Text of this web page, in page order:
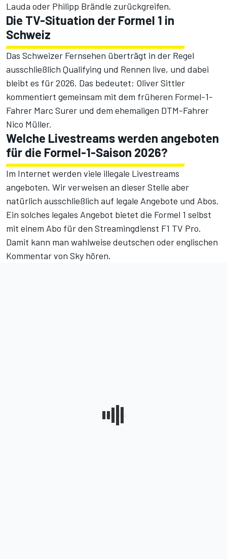
Lauda oder Philipp Brändle zurückgreifen.
Die TV-Situation der Formel 1 in
Schweiz
Das Schweizer Fernsehen überträgt in der Regel
ausschließlich Qualifying und Rennen live, und dabei
bleibt es für 2026. Das bedeutet: Oliver Sittler
kommentiert gemeinsam mit dem früheren Formel-1-
Fahrer Marc Surer und dem ehemaligen DTM-Fahrer
Nico Müller.
Welche Livestreams werden angeboten
für die Formel-1-Saison 2026?
Im Internet werden viele illegale Livestreams
angeboten. Wir verweisen an dieser Stelle aber
natürlich ausschließlich auf legale Angebote und Abos.
Ein solches legales Angebot bietet die Formel 1 selbst
mit einem Abo für den Streamingdienst F1 TV Pro.
Damit kann man wahlweise deutschen oder englischen
Kommentar von Sky hören.